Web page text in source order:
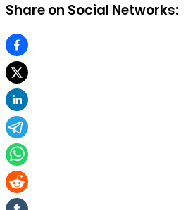
Share on Social Networks: